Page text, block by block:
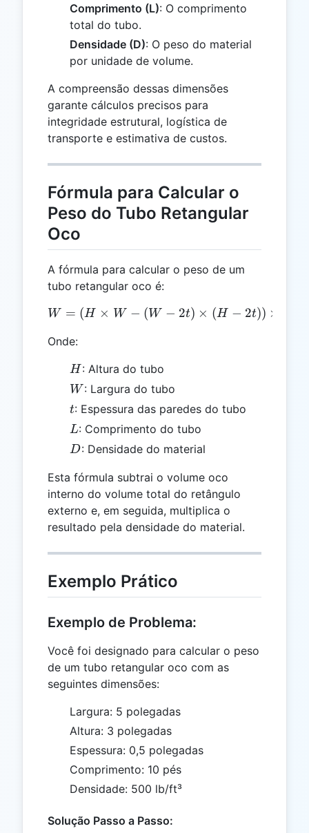
Comprimento (L): O comprimento
total do tubo.
Densidade (D): O peso do material
por unidade de volume.
A compreensão dessas dimensões
garante cálculos precisos para
integridade estrutural, logística de
transporte e estimativa de custos.
Fórmula para Calcular o
Peso do Tubo Retangular
Oco
A fórmula para calcular o peso de um
tubo retangular oco é:
W = (H \times W - (W -
W = (H × W − (W − 2t) × (H − 2t)) ×
Onde:
H
H : Altura do tubo
W
W : Largura do tubo
t
t: Espessura das paredes do tubo
L
L: Comprimento do tubo
D
D: Densidade do material
Esta fórmula subtrai o volume oco
interno do volume total do retângulo
externo e, em seguida, multiplica o
resultado pela densidade do material.
Exemplo Prático
Exemplo de Problema:
Você foi designado para calcular o peso
de um tubo retangular oco com as
seguintes dimensões:
Largura: 5 polegadas
Altura: 3 polegadas
Espessura: 0,5 polegadas
Comprimento: 10 pés
Densidade: 500 lb/ft³
Solução Passo a Passo: